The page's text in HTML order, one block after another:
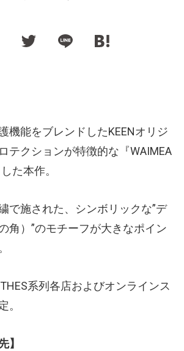
機能をブレンドしたKEENオリジ
テクションが特徴的な『WAIMEA
た本作。
で施された、シンボリックな”デ
角）”のモチーフが大きなポイン
系列各店およびオンラインス
。
】